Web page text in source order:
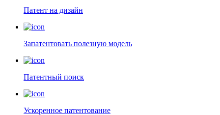
Патент на дизайн
Запатентовать полезную модель
Патентный поиск
Ускоренное патентование